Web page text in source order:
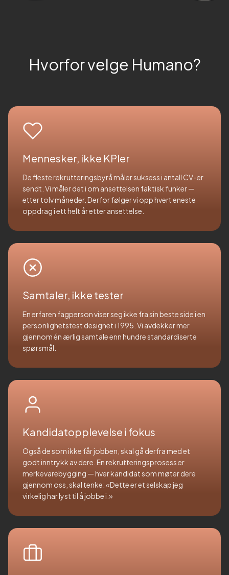
Hvorfor velge Humano?
Mennesker, ikke KPIer
De fleste rekrutteringsbyrå måler suksess i antall CV-er
sendt. Vi måler det i om ansettelsen faktisk funker —
etter tolv måneder. Derfor følger vi opp hvert eneste
oppdrag i ett helt år etter ansettelse.
Samtaler, ikke tester
En erfaren fagperson viser seg ikke fra sin beste side i en
personlighetstest designet i 1995. Vi avdekker mer
gjennom én ærlig samtale enn hundre standardiserte
spørsmål.
Kandidatopplevelse i fokus
Også de som ikke får jobben, skal gå derfra med et
godt inntrykk av dere. En rekrutteringsprosess er
merkevarebygging — hver kandidat som møter dere
gjennom oss, skal tenke: «Dette er et selskap jeg
virkelig har lyst til å jobbe i.»